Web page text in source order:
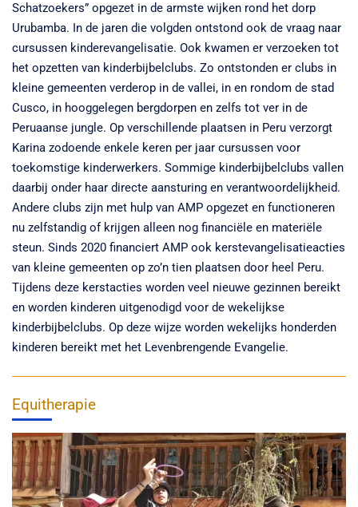
Schatzoekers” opgezet in de armste wijken rond het dorp
Urubamba. In de jaren die volgden ontstond ook de vraag naar
cursussen kinderevangelisatie. Ook kwamen er verzoeken tot
het opzetten van kinderbijbelclubs. Zo ontstonden er clubs in
kleine gemeenten verderop in de vallei, in en rondom de stad
Cusco, in hooggelegen bergdorpen en zelfs tot ver in de
Peruaanse jungle. Op verschillende plaatsen in Peru verzorgt
Karina zodoende enkele keren per jaar cursussen voor
toekomstige kinderwerkers. Sommige kinderbijbelclubs vallen
daarbij onder haar directe aansturing en verantwoordelijkheid.
Andere clubs zijn met hulp van AMP opgezet en functioneren
nu zelfstandig of krijgen alleen nog financiële en materiële
steun. Sinds 2020 financiert AMP ook kerstevangelisatieacties
van kleine gemeenten op zo’n tien plaatsen door heel Peru.
Tijdens deze kerstacties worden veel nieuwe gezinnen bereikt
en worden kinderen uitgenodigd voor de wekelijkse
kinderbijbelclubs. Op deze wijze worden wekelijks honderden
kinderen bereikt met het Levenbrengende Evangelie.
Equitherapie